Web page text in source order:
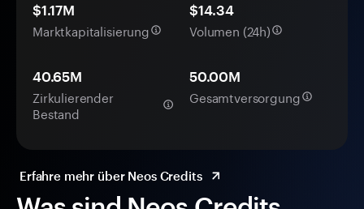
$1.17M
Marktkapitalisierung
$14.34
Volumen (24h)
40.65M
Zirkulierender
Bestand
50.00M
Gesamtversorgung
Erfahre mehr über Neos Credits